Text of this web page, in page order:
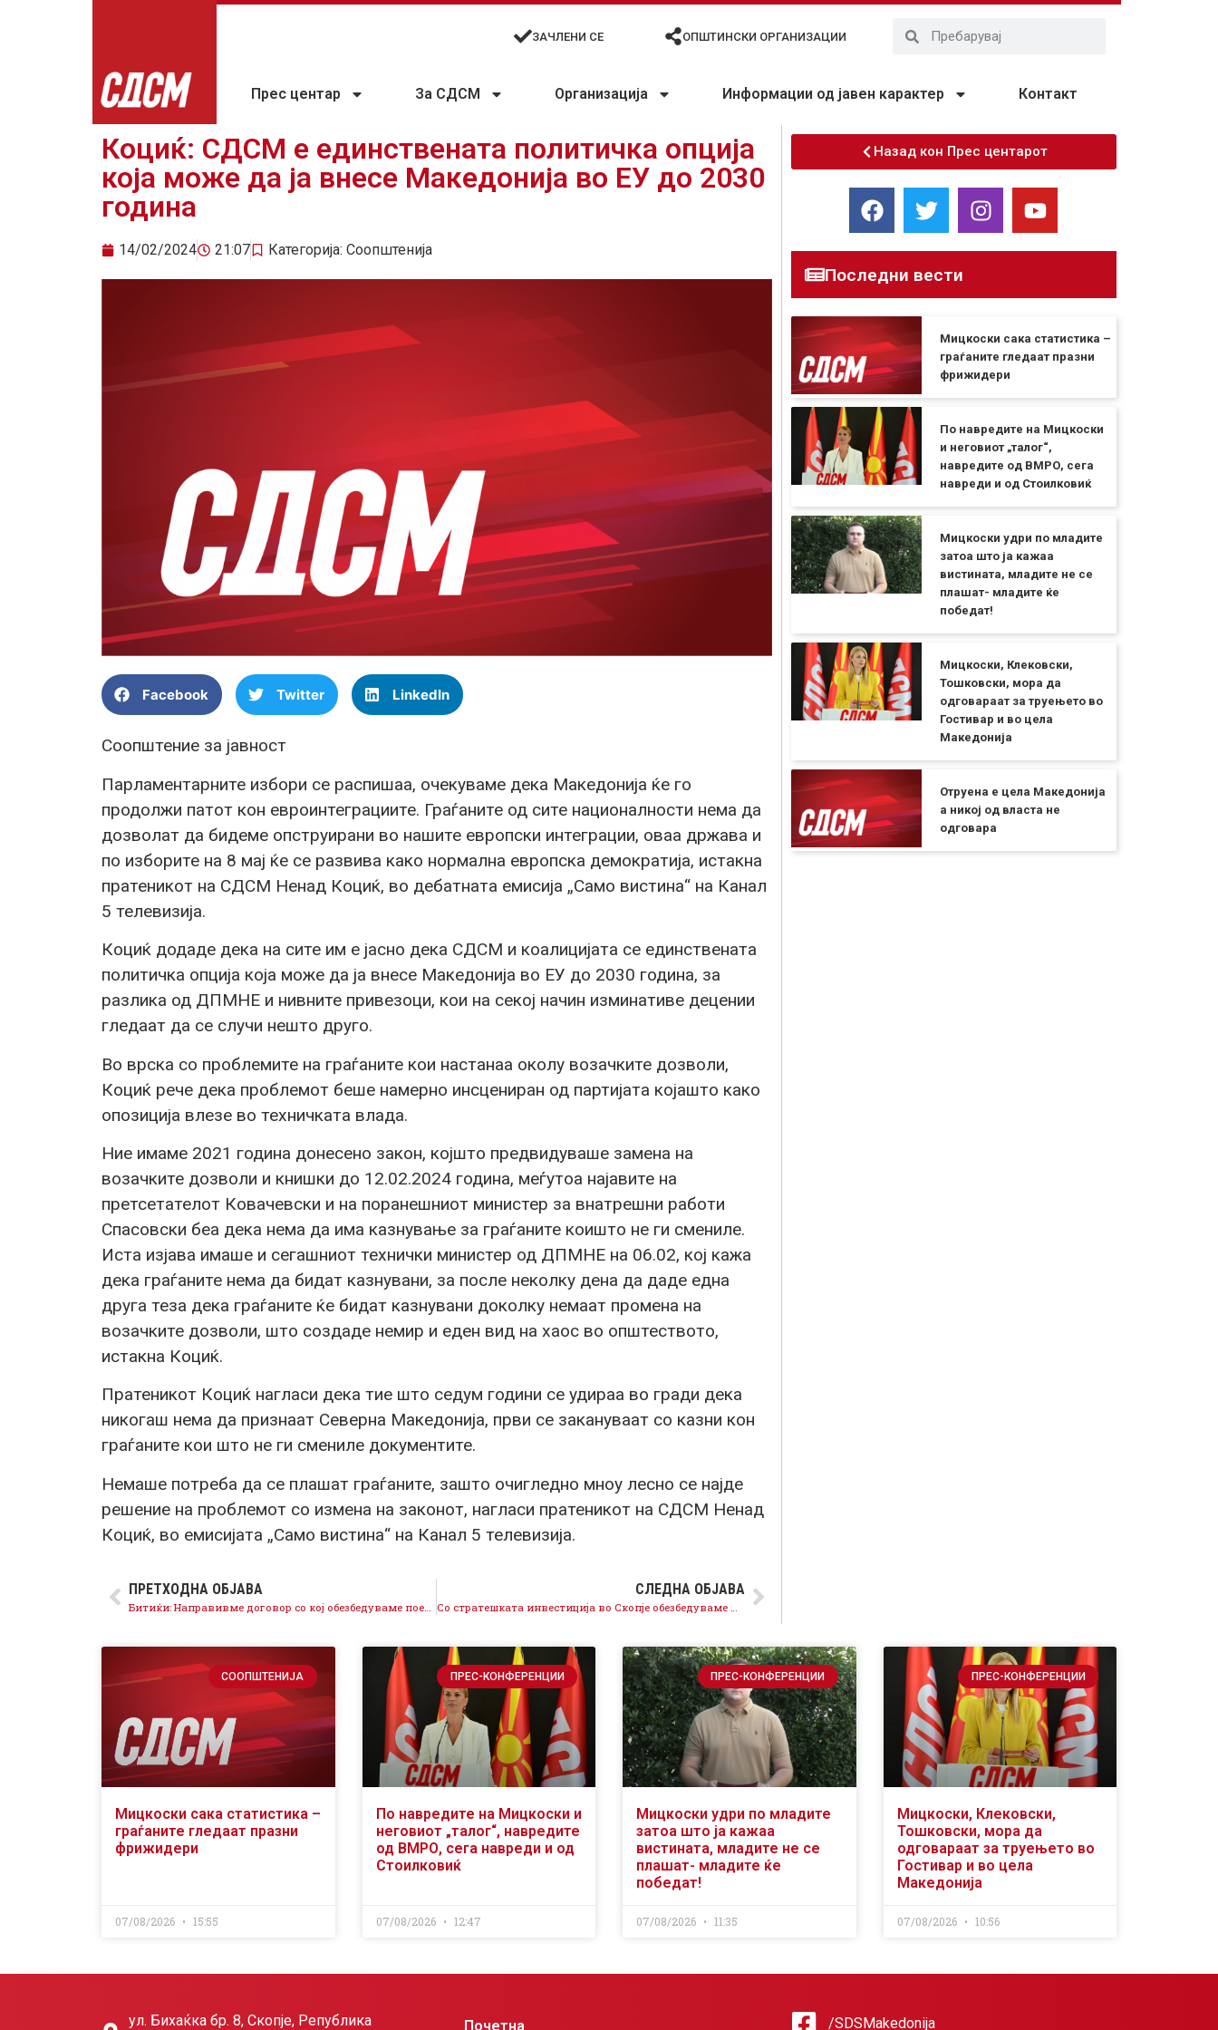
ЗАЧЛЕНИ СЕ ОПШТИНСКИ ОРГАНИЗАЦИИ
Прес центар За СДСМ Организација Информации од јавен карактер Контакт
Коциќ: СДСМ е единствената политичка опција
која може да ја внесе Македонија во ЕУ до 2030
година
14/02/2024 21:07 Категорија: Соопштенија
Facebook Twitter LinkedIn
Соопштение за јавност
Парламентарните избори се распишаа, очекуваме дека Македонија ќе го
продолжи патот кон евроинтеграциите. Граѓаните од сите националности нема да
дозволат да бидеме опструирани во нашите европски интеграции, оваа држава и
по изборите на 8 мај ќе се развива како нормална европска демократија, истакна
пратеникот на СДСМ Ненад Коциќ, во дебатната емисија „Само вистина“ на Канал
5 телевизија.
Коциќ додаде дека на сите им е јасно дека СДСМ и коалицијата се единствената
политичка опција која може да ја внесе Македонија во ЕУ до 2030 година, за
разлика од ДПМНЕ и нивните привезоци, кои на секој начин изминативе децении
гледаат да се случи нешто друго.
Во врска со проблемите на граѓаните кои настанаа околу возачките дозволи,
Коциќ рече дека проблемот беше намерно инсцениран од партијата којашто како
опозиција влезе во техничката влада.
Ние имаме 2021 година донесено закон, којшто предвидуваше замена на
возачките дозволи и книшки до 12.02.2024 година, меѓутоа најавите на
претсетателот Ковачевски и на поранешниот министер за внатрешни работи
Спасовски беа дека нема да има казнување за граѓаните коишто не ги смениле.
Иста изјава имаше и сегашниот технички министер од ДПМНЕ на 06.02, кој кажа
дека граѓаните нема да бидат казнувани, за после неколку дена да даде една
друга теза дека граѓаните ќе бидат казнувани доколку немаат промена на
возачките дозволи, што создаде немир и еден вид на хаос во општеството,
истакна Коциќ.
Пратеникот Коциќ нагласи дека тие што седум години се удираа во гради дека
никогаш нема да признаат Северна Македонија, први се закануваат со казни кон
граѓаните кои што не ги смениле документите.
Немаше потреба да се плашат граѓаните, зашто очигледно мноу лесно се најде
решение на проблемот со измена на законот, нагласи пратеникот на СДСМ Ненад
Коциќ, во емисијата „Само вистина“ на Канал 5 телевизија.
ПРЕТХОДНА ОБЈАВА
Битиќи: Направивме договор со кој обезбедуваме поевтина струја за граѓаните
СЛЕДНА ОБЈАВА
Со стратешката инвестиција во Скопје обезбедуваме поевтина струја за граѓаните
Назад кон Прес центарот
Последни вести
Мицкоски сака статистика –
граѓаните гледаат празни
фрижидери
По навредите на Мицкоски
и неговиот „талог“,
навредите од ВМРО, сега
навреди и од Стоилковиќ
Мицкоски удри по младите
затоа што ја кажаа
вистината, младите не се
плашат- младите ќе
победат!
Мицкоски, Клековски,
Тошковски, мора да
одговараат за труењето во
Гостивар и во цела
Македонија
Отруена е цела Македонија
а никој од власта не
одговара
СООПШТЕНИЈА
Мицкоски сака статистика –
граѓаните гледаат празни
фрижидери
07/08/2026 15:55
ПРЕС-КОНФЕРЕНЦИИ
По навредите на Мицкоски и
неговиот „талог“, навредите
од ВМРО, сега навреди и од
Стоилковиќ
07/08/2026 12:47
ПРЕС-КОНФЕРЕНЦИИ
Мицкоски удри по младите
затоа што ја кажаа
вистината, младите не се
плашат- младите ќе
победат!
07/08/2026 11:35
ПРЕС-КОНФЕРЕНЦИИ
Мицкоски, Клековски,
Тошковски, мора да
одговараат за труењето во
Гостивар и во цела
Македонија
07/08/2026 10:56
ул. Бихаќка бр. 8, Скопје, Република Почетна /SDSMakedonija